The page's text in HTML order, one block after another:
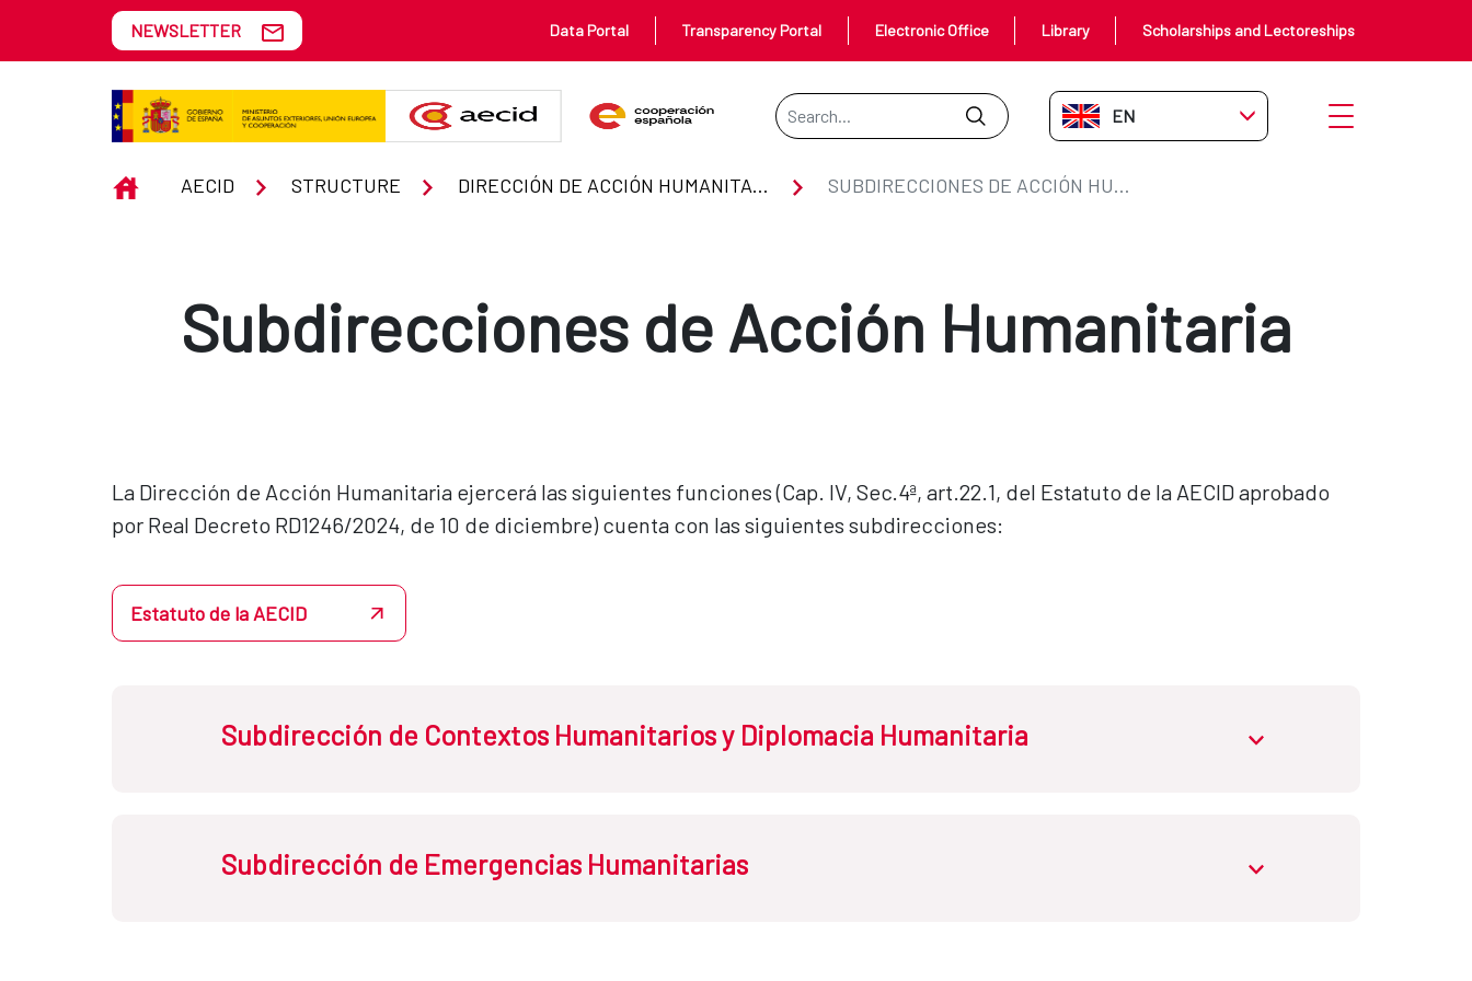
Skip to Main Content
Subdirecciones de Acción Humanitaria
NEWSLETTER Data Portal Transparency Portal Electronic Office Library Scholarships and Lectoreships
Search Bar
EN-GB Open menu
INICIOAECID STRUCTURE DIRECCIÓN DE ACCIÓN HUMANITARIA SUBDIRECCIONES DE ACCIÓN HUMANITARIA
Subdirecciones de Acción Humanitaria
La Dirección de Acción Humanitaria ejercerá las siguientes funciones (Cap. IV, Sec.4ª, art.22.1, del Estatuto de la AECID aprobado
por Real Decreto RD1246/2024, de 10 de diciembre) cuenta con las siguientes subdirecciones:
Estatuto de la AECID
Subdirección de Contextos Humanitarios y Diplomacia Humanitaria abrir.desplegable
RD1246/2024, de 10 de diciembre):
Subdirección de Emergencias Humanitarias abrir.desplegable